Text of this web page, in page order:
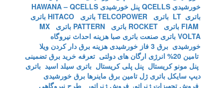
خورشیدی QCELLS
پنل خورشیدی HAWANA – QCELLS
باتری LT
باتری TELCOPOWER باتری HITACO
باتری
باتری ROCKET باتری PATTERN
باتری MX
VOLTA باتری صنعت باتری صبا هزینه احداث نیروگاه
خورشیدی برق 3 فاز خورشیدی
هزینه برق دار کردن ویلا
تامین 20% انرژی ارگان های دولتی
تعرفه خرید برق تضمینی
پنل مونو کریستال پنل پلی کریستال باتری سیلد اسید باتری
دیپ سایکل باتری ژل تامین برق ماینرها برق خورشیدی
فروش تجهیزات ژنراتور فروش ژنراتور
طرح نیروگاهی